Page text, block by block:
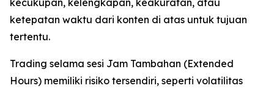
kecukupan, kelengkapan, keakuratan, atau
ketepatan waktu dari konten di atas untuk tujuan
tertentu.
Trading selama sesi Jam Tambahan (Extended
Hours) memiliki risiko tersendiri, seperti volatilitas